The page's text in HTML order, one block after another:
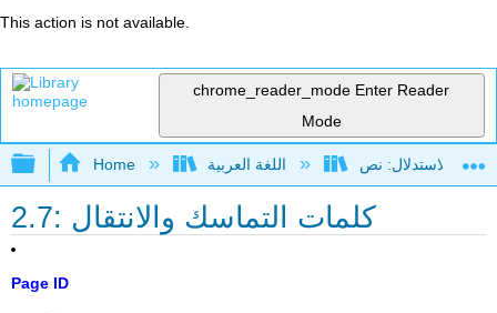
This action is not available.
chrome_reader_mode Enter Reader
Mode
Expand/collapse global hierarchy
Home
2.7: كلمات التماسك والانتقال
Page ID